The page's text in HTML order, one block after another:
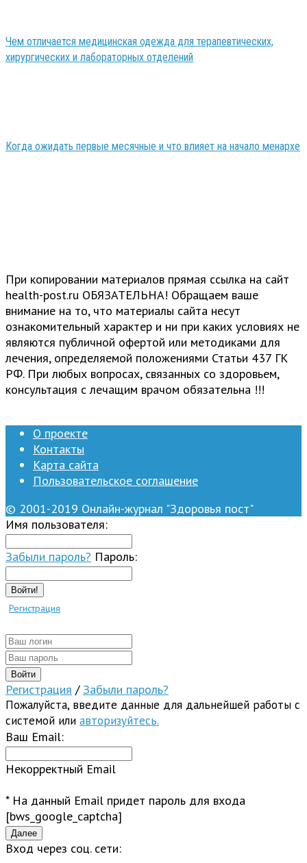
Чем отличается медицинская одежда для терапевтических,
хирургических и лабораторных отделений
Когда ожидать первые месячные и что влияет на начало менархе
При копировании материалов прямая ссылка на сайт
health-post.ru ОБЯЗАТЕЛЬНА! Обращаем ваше
внимание на то, что материалы сайта несут
ознакомительный характер и ни при каких условиях не
являются публичной офертой или методиками для
лечения, определяемой положениями Статьи 437 ГК
РФ. При любых вопросах, связанных со здоровьем,
консультация с лечащим врачом обязательна !!!
О проекте
Контакты
Карта сайта
Пользовательское соглашение
© 2001-2019 Онлайн-журнал "Здоровья пост"
Имя пользователя:
Забыли пароль? Пароль:
Войти!
Регистрация
Регистрация / Забыли пароль?
Пожалуйста, введите данные для дальнейшей работы с
системой или авторизуйтесь.
Ваш Email:
Некорректный Email
* На данный Email придет пароль для входа
[bws_google_captcha]
Вход через соц. сети: